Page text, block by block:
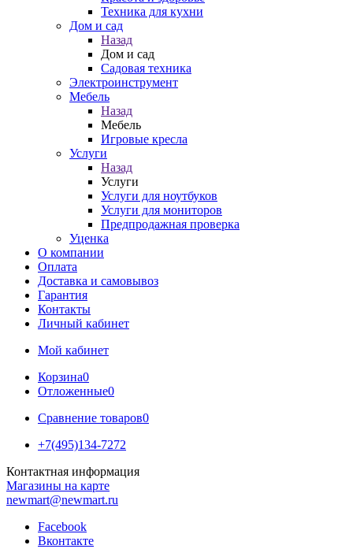
Техника для кухни
Дом и сад
Назад
Дом и сад
Садовая техника
Электроинструмент
Мебель
Назад
Мебель
Игровые кресла
Услуги
Назад
Услуги
Услуги для ноутбуков
Услуги для мониторов
Предпродажная проверка
Уценка
О компании
Оплата
Доставка и самовывоз
Гарантия
Контакты
Личный кабинет
Мой кабинет
Корзина0
Отложенные0
Сравнение товаров0
+7(495)134-7272
Контактная информация
Магазины на карте
newmart@newmart.ru
Facebook
Вконтакте